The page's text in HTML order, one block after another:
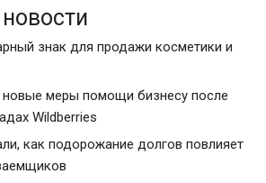
знак для продажи косметики и
меры помощи бизнесу после
Wildberries
как подорожание долгов повлияет